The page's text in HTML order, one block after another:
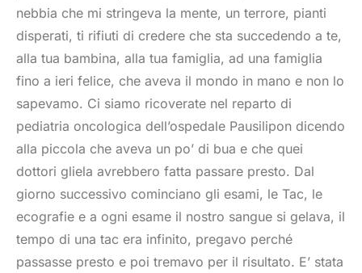
nebbia che mi stringeva la mente, un terrore, pianti
disperati, ti rifiuti di credere che sta succedendo a te,
alla tua bambina, alla tua famiglia, ad una famiglia
fino a ieri felice, che aveva il mondo in mano e non lo
sapevamo. Ci siamo ricoverate nel reparto di
pediatria oncologica dell’ospedale Pausilipon dicendo
alla piccola che aveva un po’ di bua e che quei
dottori gliela avrebbero fatta passare presto. Dal
giorno successivo cominciano gli esami, le Tac, le
ecografie e a ogni esame il nostro sangue si gelava, il
tempo di una tac era infinito, pregavo perché
passasse presto e poi tremavo per il risultato. E’ stata